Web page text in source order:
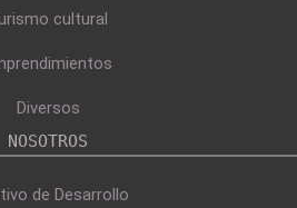
cultural
Diversos
NOSOTROS
de Desarrollo